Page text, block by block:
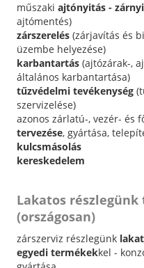
műszaki ajtónyitás -
ajtómentés)
zárszerelés (zárjavítás és
üzembe helyezése)
karbantartás (ajtózárak-,
általános karbantartása)
tűzvédelmi tevékenység
szervizelése)
azonos zárlatú-, vezér- és
tervezése, gyártása,
kulcsmásolás
kereskedelem
Lakatos részlegünk
(országosan)
zárszerviz részlegünk
egyedi termékekkel -